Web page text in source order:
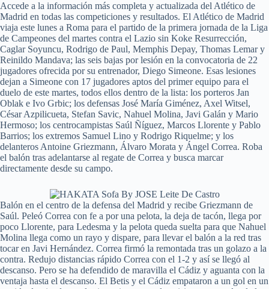
Accede a la información más completa y actualizada del Atlético de
Madrid en todas las competiciones y resultados. El Atlético de Madrid
viaja este lunes a Roma para el partido de la primera jornada de la Liga
de Campeones del martes contra el Lazio sin Koke Resurrección,
Caglar Soyuncu, Rodrigo de Paul, Memphis Depay, Thomas Lemar y
Reinildo Mandava; las seis bajas por lesión en la convocatoria de 22
jugadores ofrecida por su entrenador, Diego Simeone. Esas lesiones
dejan a Simeone con 17 jugadores aptos del primer equipo para el
duelo de este martes, todos ellos dentro de la lista: los porteros Jan
Oblak e Ivo Grbic; los defensas José María Giménez, Axel Witsel,
César Azpilicueta, Stefan Savic, Nahuel Molina, Javi Galán y Mario
Hermoso; los centrocampistas Saúl Ñíguez, Marcos Llorente y Pablo
Barrios; los extremos Samuel Lino y Rodrigo Riquelme; y los
delanteros Antoine Griezmann, Álvaro Morata y Ángel Correa. Roba
el balón tras adelantarse al regate de Correa y busca marcar
directamente desde su campo.
Balón en el centro de la defensa del Madrid y recibe Griezmann de
Saúl. Peleó Correa con fe a por una pelota, la deja de tacón, llega por
poco Llorente, para Ledesma y la pelota queda suelta para que Nahuel
Molina llega como un rayo y dispare, para llevar el balón a la red tras
tocar en Javi Hernández. Correa firmó la remontada tras un golazo a la
contra. Redujo distancias rápido Correa con el 1-2 y así se llegó al
descanso. Pero se ha defendido de maravilla el Cádiz y aguanta con la
ventaja hasta el descanso. El Betis y el Cádiz empataron a un gol en un